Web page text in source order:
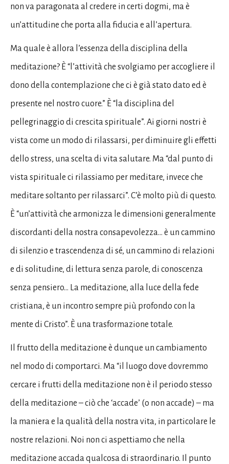
non va paragonata al credere in certi dogmi, ma è
un’attitudine che porta alla fiducia e all’apertura.
Ma quale è allora l’essenza della disciplina della
meditazione? È “l’attività che svolgiamo per accogliere il
dono della contemplazione che ci è già stato dato ed è
presente nel nostro cuore.” È “la disciplina del
pellegrinaggio di crescita spirituale”. Ai giorni nostri è
vista come un modo di rilassarsi, per diminuire gli effetti
dello stress, una scelta di vita salutare. Ma “dal punto di
vista spirituale ci rilassiamo per meditare, invece che
meditare soltanto per rilassarci”. C’è molto più di questo.
È “un’attività che armonizza le dimensioni generalmente
discordanti della nostra consapevolezza… è un cammino
di silenzio e trascendenza di sé, un cammino di relazioni
e di solitudine, di lettura senza parole, di conoscenza
senza pensiero… La meditazione, alla luce della fede
cristiana, è un incontro sempre più profondo con la
mente di Cristo”. È una trasformazione totale.
Il frutto della meditazione è dunque un cambiamento
nel modo di comportarci. Ma “il luogo dove dovremmo
cercare i frutti della meditazione non è il periodo stesso
della meditazione – ciò che ‘accade’ (o non accade) – ma
la maniera e la qualità della nostra vita, in particolare le
nostre relazioni. Noi non ci aspettiamo che nella
meditazione accada qualcosa di straordinario. Il punto